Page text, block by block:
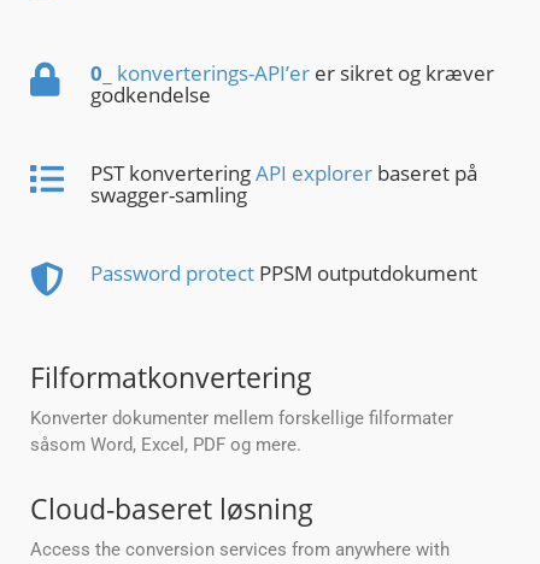
0 _ konverterings-API’er er sikret og kræver
godkendelse
PST konverteringAPI explorer baseret på
swagger-samling
Password protect PPSM outputdokument
Filformatkonvertering
Konverter dokumenter mellem forskellige filformater
såsom Word, Excel, PDF og mere.
Cloud-baseret løsning
Access the conversion services from anywhere with